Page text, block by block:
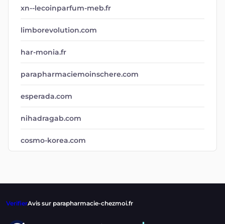
xn--lecoinparfum-meb.fr
limborevolution.com
har-monia.fr
parapharmaciemoinschere.com
esperada.com
nihadragab.com
cosmo-korea.com
VerifierAvis sur parapharmacie-chezmoi.fr